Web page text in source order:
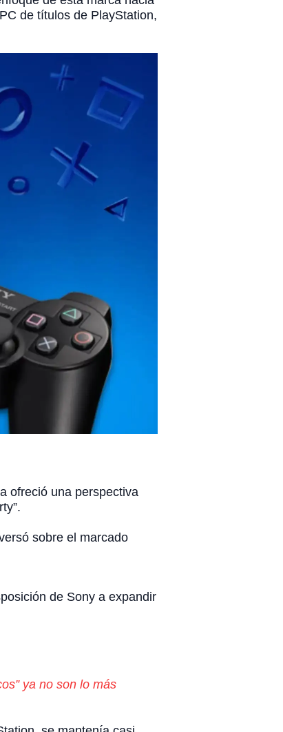
de títulos de PlayStation,
ofreció una perspectiva
sobre el marcado
de Sony a expandir
ya no son lo más